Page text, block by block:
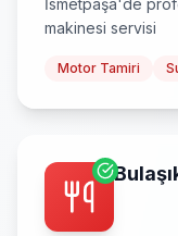
İsmetpaşa'de
makinesi servisi
Motor Tamiri